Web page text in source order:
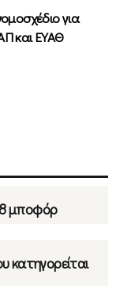
για
και ΕΥΑΘ
8 μποφόρ
κατηγορείται